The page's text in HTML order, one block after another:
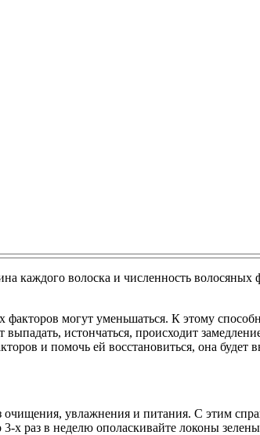
каждого волоска и численность
могут уменьшаться. К этому
истончаться, происходит
и помочь ей восстановиться, она будет
увлажнения и питания. С этим
х раз в неделю ополаскивайте локоны